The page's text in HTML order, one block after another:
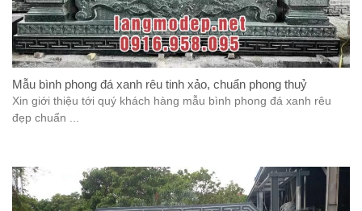
Mẫu bình phong đá xanh rêu tinh xảo, chuẩn phong thuỷ
Xin giới thiệu tới quý khách hàng mẫu bình phong đá xanh rêu
đẹp chuẩn ...